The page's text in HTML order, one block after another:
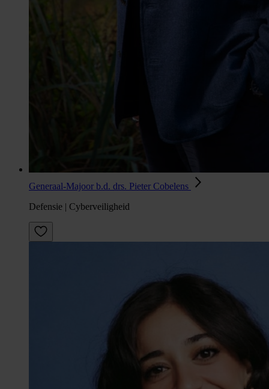
Generaal-Majoor b.d. drs. Pieter Cobelens
Defensie | Cyberveiligheid